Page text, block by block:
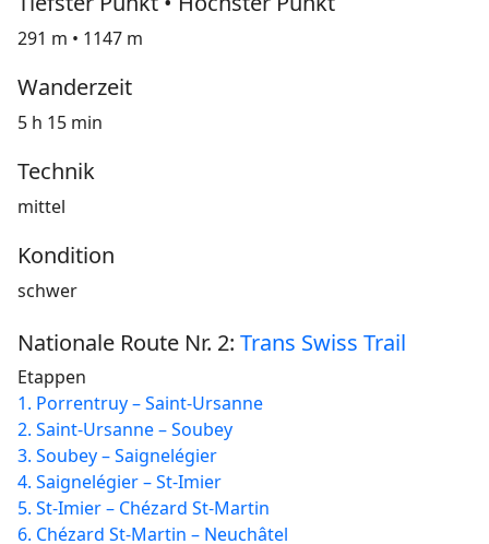
291 m • 1147 m
Wanderzeit
5 h 15 min
Technik
mittel
Kondition
schwer
Nationale Route Nr. 2: Trans Swiss Trail
Etappen
1. Porrentruy – Saint-Ursanne
2. Saint-Ursanne – Soubey
3. Soubey – Saignelégier
4. Saignelégier – St-Imier
5. St-Imier – Chézard St-Martin
6. Chézard St-Martin – Neuchâtel